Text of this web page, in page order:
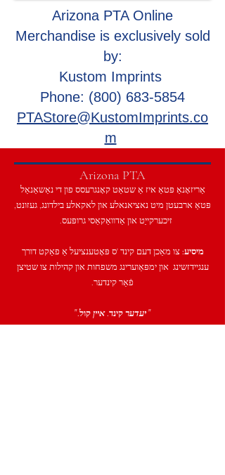
Arizona PTA Online
Merchandise is exclusively sold
by:
​Kustom Imprints
Phone: (800) 683-5854
PTAStore@KustomImprints.co
m
Arizona PTA
אַריזאָנאַ פּטאַ איז אַ שטאַט קאָנגרעסס פון די נאַשאַנאַל
פּטאַ ארבעטן מיט נאציאנאלע און לאקאלע בילדונג, געזונט,
זיכערקייַט און אַדוואַקאַסי גרופּעס.
מיסיע:צו מאַכן דעם קינד 'ס פּאָטענציעל אַ פאַקט דורך
ענגיידזשינג און ימפּאַוערינג משפחות און קהילות צו שטיצן
פֿאַר קינדער.
"יעדערקינד.אייןקול."